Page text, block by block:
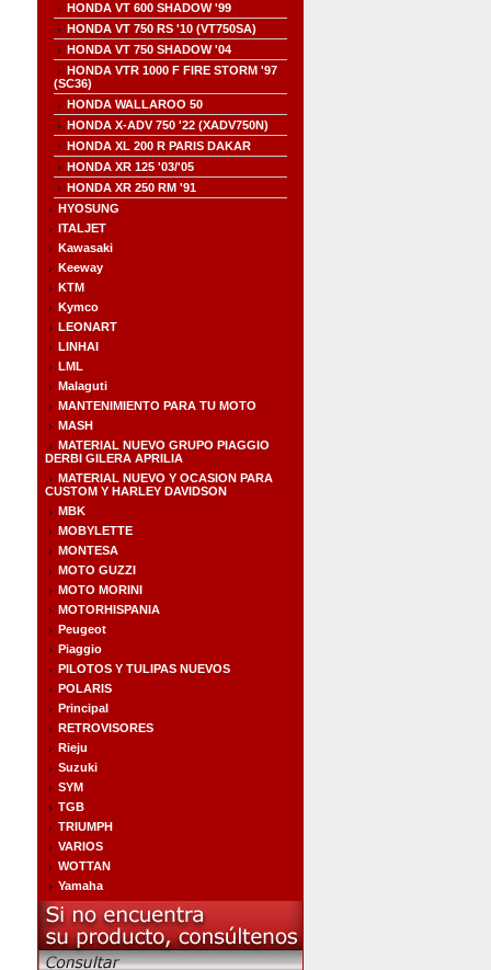
HONDA VT 600 SHADOW '99
HONDA VT 750 RS '10 (VT750SA)
HONDA VT 750 SHADOW '04
HONDA VTR 1000 F FIRE STORM '97
(SC36)
HONDA WALLAROO 50
HONDA X-ADV 750 '22 (XADV750N)
HONDA XL 200 R PARIS DAKAR
HONDA XR 125 '03/'05
HONDA XR 250 RM '91
HYOSUNG
ITALJET
Kawasaki
Keeway
KTM
Kymco
LEONART
LINHAI
LML
Malaguti
MANTENIMIENTO PARA TU MOTO
MASH
MATERIAL NUEVO GRUPO PIAGGIO
DERBI GILERA APRILIA
MATERIAL NUEVO Y OCASION PARA
CUSTOM Y HARLEY DAVIDSON
MBK
MOBYLETTE
MONTESA
MOTO GUZZI
MOTO MORINI
MOTORHISPANIA
Peugeot
Piaggio
PILOTOS Y TULIPAS NUEVOS
POLARIS
Principal
RETROVISORES
Rieju
Suzuki
SYM
TGB
TRIUMPH
VARIOS
WOTTAN
Yamaha